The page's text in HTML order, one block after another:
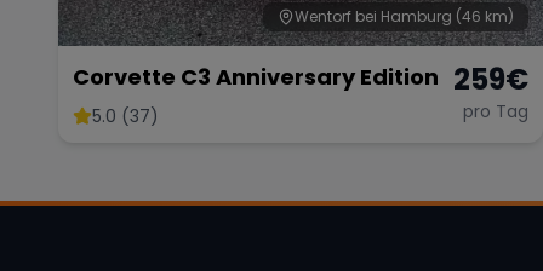
Wentorf bei Hamburg (46 km)
Corvette C3 Anniversary Edition
5.0 (37)
259€
pro Tag